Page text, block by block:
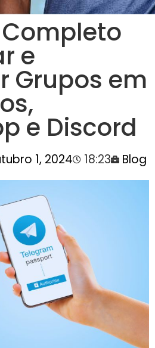
e
Grupos em
e Discord
1, 2024 18:23 Blog